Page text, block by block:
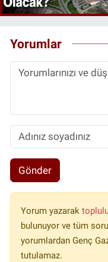
Yorumlar
Gönder
Yorum yazarak
bulunuyor ve tüm
yorumlardan Genç
tutulamaz.